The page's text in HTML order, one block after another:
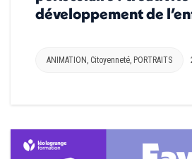
développement de
ANIMATION , Citoyenneté, PORTRAITS